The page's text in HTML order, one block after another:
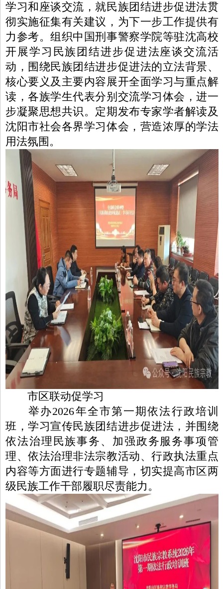
学习和座谈交流，就民族团结进步促进法贯
彻实施征集有关建议，为下一步工作提供有
力参考。组织中国刑事警察学院等驻沈高校
开展学习民族团结进步促进法座谈交流活
动，围绕民族团结进步促进法的立法背景、
核心要义及主要内容展开全面学习与重点解
读，各族学生代表分别交流学习体会，进一
步凝聚思想共识。定期发布专家学者解读及
沈阳市社会各界学习体会，营造浓厚的学法
用法氛围。
市区联动促学习
举办2026年全市第一期依法行政培训
班，学习宣传民族团结进步促进法，并围绕
依法治理民族事务、加强政务服务事项管
理、依法治理非法宗教活动、行政执法重点
内容等方面进行专题辅导，切实提高市区两
级民族工作干部履职尽责能力。